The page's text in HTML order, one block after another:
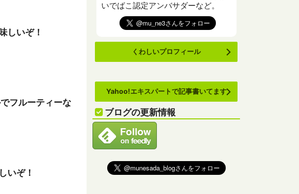
しいぞ！
フルーティーな
いぞ！
いでばこ認定アンバサダーなど。
くわしいプロフィール
Yahoo!エキスパートで記事書いてます
ブログの更新情報